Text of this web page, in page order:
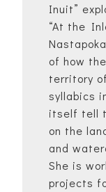
Inuit”
“At the
of how
territory
syllabics
itself tell
on the
and
She is
projects